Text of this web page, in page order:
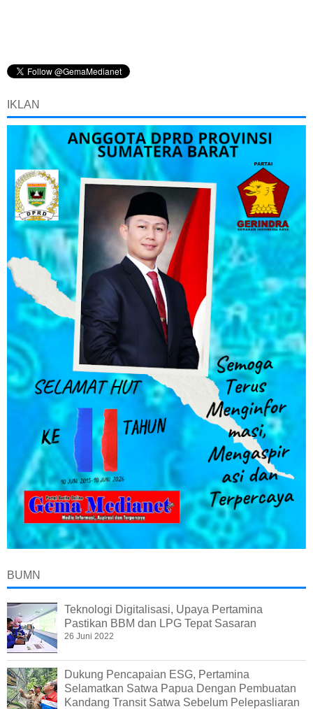
IKLAN
BUMN
Teknologi Digitalisasi, Upaya Pertamina
Pastikan BBM dan LPG Tepat Sasaran
26 Juni 2022
Dukung Pencapaian ESG, Pertamina
Selamatkan Satwa Papua Dengan Pembuatan
Kandang Transit Satwa Sebelum Pelepasliaran